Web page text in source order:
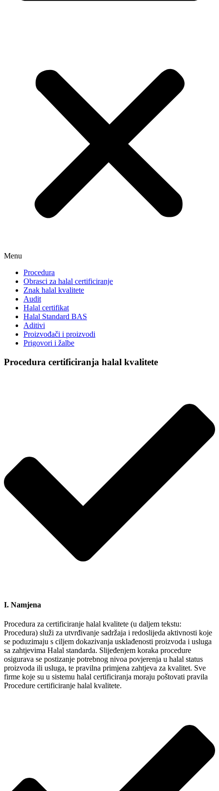
Menu
Procedura
Obrasci za halal certificiranje
Znak halal kvalitete
Audit
Halal certifikat
Halal Standard BAS
Aditivi
Proizvođači i proizvodi
Prigovori i žalbe
Procedura certificiranja halal kvalitete
I. Namjena
Procedura za certificiranje halal kvalitete (u daljem tekstu:
Procedura) služi za utvrđivanje sadržaja i redoslijeda aktivnosti koje
se poduzimaju s ciljem dokazivanja usklađenosti proizvoda i usluga
sa zahtjevima Halal standarda. Slijeđenjem koraka procedure
osigurava se postizanje potrebnog nivoa povjerenja u halal status
proizvoda ili usluga, te pravilna primjena zahtjeva za kvalitet. Sve
firme koje su u sistemu halal certificiranja moraju poštovati pravila
Procedure certificiranje halal kvalitete.